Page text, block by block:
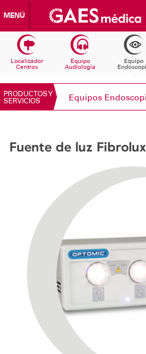
MENÚ
Localizador
Centros
Equipo
Audiologia
Equipo
PRODUCTOS Y
SERVICIOS
Equipos
Equipos Audiología
Equipos Endoscopia
Equipos Consulta médica
Consumibles
Solicita información
Soporte técnico
Fuente de luz